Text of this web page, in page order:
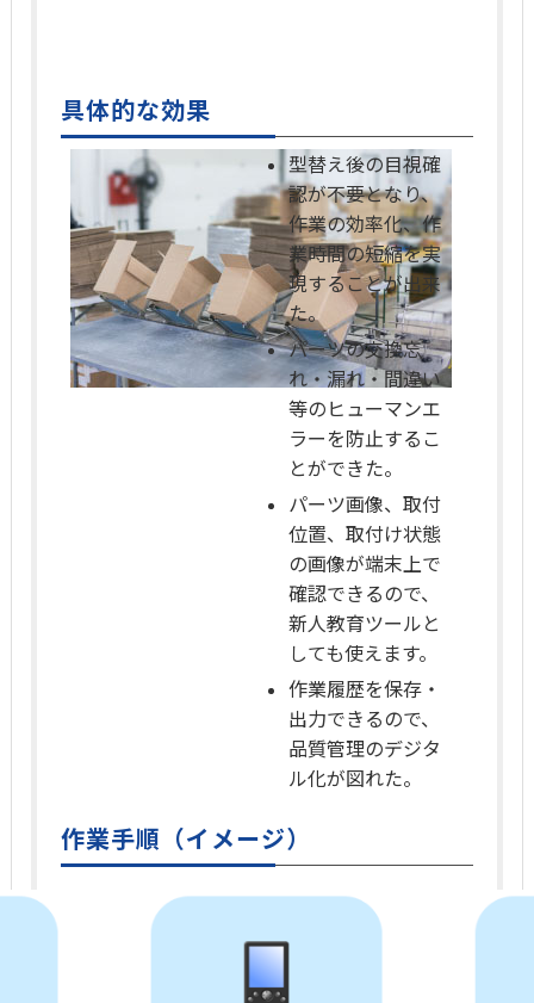
具体的な効果
型替え後の目視確
認が不要となり、
作業の効率化、作
業時間の短縮を実
現することが出来
た。
パーツの交換忘
れ・漏れ・間違い
等のヒューマンエ
ラーを防止するこ
とができた。
パーツ画像、取付
位置、取付け状態
の画像が端末上で
確認できるので、
新人教育ツールと
しても使えます。
作業履歴を保存・
出力できるので、
品質管理のデジタ
ル化が図れた。
作業手順（イメージ）